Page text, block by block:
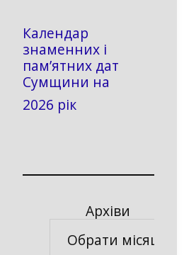
Календар
знаменних і
пам’ятних дат
Сумщини на
2026 рік
Архіви